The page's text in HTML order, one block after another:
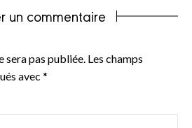
un commentaire
sera pas publiée. Les champs
avec *